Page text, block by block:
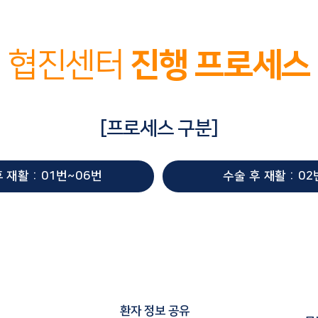
협진센터 진행 프로세스
[프로세스 구분]
재활 : 01번~06번 수술 후 재활 : 02
​환자 정보 공유